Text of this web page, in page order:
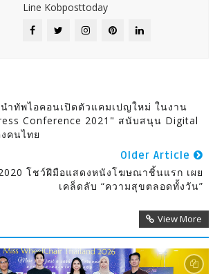
Line Kobposttoday
ำทัพไอคอนเปิดตัวแคมเปญใหม่ ในงาน
Conference 2021" สนับสนุน Digital
คนไทย
Older Article
โชว์ฝีมือแสดงหนังโฆษณาชิ้นแรก เผย
เคล็ดลับ “ความสุขตลอดทั้งวัน”
View More